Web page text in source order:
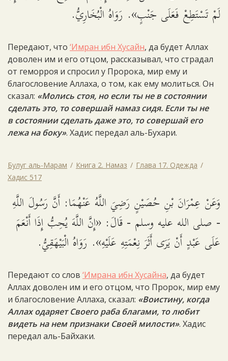
لَمْ تَسْتَطِعْ فَعَلَى جَنْبٍ». رَوَاهُ الْبُخَارِيُّ.
Передают, что ‘Имран ибн Хусайн, да будет Аллах
доволен им и его отцом, рассказывал, что страдал
от геморроя и спросил у Пророка, мир ему и
благословение Аллаха, о том, как ему молиться. Он
сказал: «Молись стоя, но если ты не в состоянии
сделать это, то совершай намаз сидя. Если ты не
в состоянии сделать даже это, то совершай его
лежа на боку». Хадис передал аль-Бухари.
Булуг аль-Марам Книга 2. Намаз
Глава 17. Одежда
Хадис 517
وَعَنْ عِمْرَانَ بْنِ حُصَيْنٍ رَضِيَ اللَّهُ عَنْهُمَا: أَنَّ رَسُولَ اللَّهِ
- صلى الله عليه وسلم - قَالَ: «إِنَّ اللَّهَ يُحِبُّ إِذَا أَنْعَمَ
عَلَى عَبْدٍ أَنْ يَرَى أَثَرَ نِعْمَتِهِ عَلَيْهِ». رَوَاهُ الْبَيْهَقِيُّ.
Передают со слов ‘Имрана ибн Хусайна, да будет
Аллах доволен им и его отцом, что Пророк, мир ему
и благословение Аллаха, сказал: «Воистину, когда
Аллах одаряет Своего раба благами, то любит
видеть на нем признаки Своей милости». Хадис
передал аль-Байхаки.